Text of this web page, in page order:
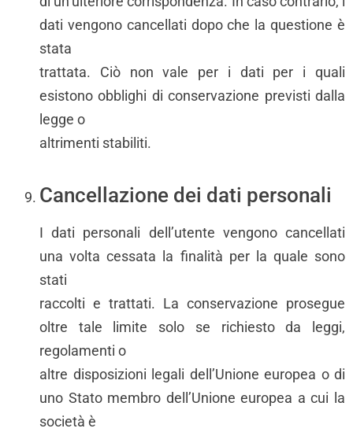
dati vengono cancellati dopo che la questione è
stata
trattata. Ciò non vale per i dati per i quali
esistono obblighi di conservazione previsti dalla
legge o
altrimenti stabiliti.
Cancellazione dei dati personali
I dati personali dell’utente vengono cancellati
una volta cessata la finalità per la quale sono
stati
raccolti e trattati. La conservazione prosegue
oltre tale limite solo se richiesto da leggi,
regolamenti o
altre disposizioni legali dell’Unione europea o di
uno Stato membro dell’Unione europea a cui la
società è